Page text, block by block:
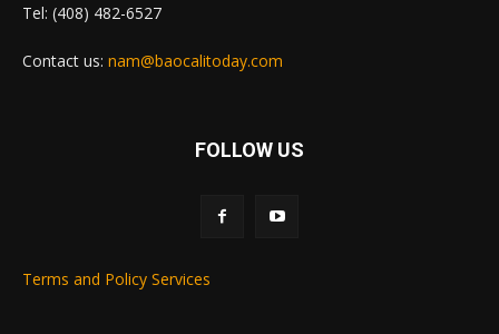
Tel: (408) 482-6527
Contact us: nam@baocalitoday.com
FOLLOW US
Terms and Policy Services